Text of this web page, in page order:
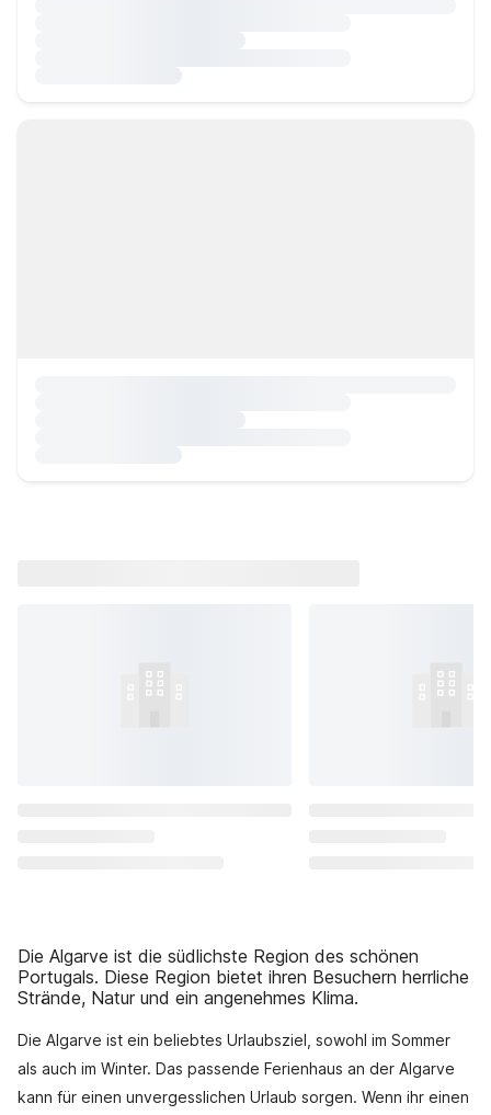
Die Algarve ist die südlichste Region des schönen
Portugals. Diese Region bietet ihren Besuchern herrliche
Strände, Natur und ein angenehmes Klima.
Die Algarve ist ein beliebtes Urlaubsziel, sowohl im Sommer
als auch im Winter. Das passende Ferienhaus an der Algarve
kann für einen unvergesslichen Urlaub sorgen. Wenn ihr einen